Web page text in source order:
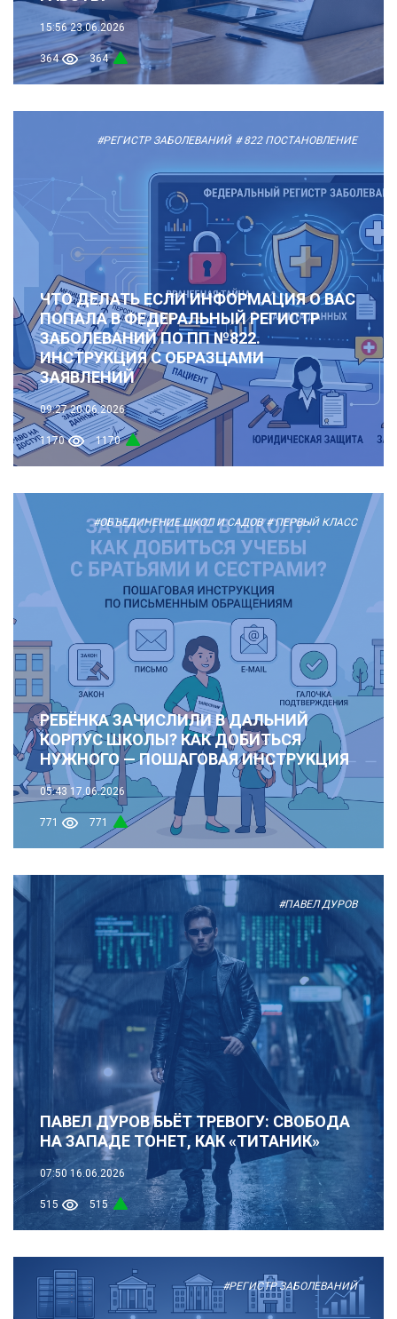
15:56 23.06.2026
364 364
#РЕГИСТР ЗАБОЛЕВАНИЙ # 822 ПОСТАНОВЛЕНИЕ
ЧТО ДЕЛАТЬ ЕСЛИ ИНФОРМАЦИЯ О ВАС
ПОПАЛА В ФЕДЕРАЛЬНЫЙ РЕГИСТР
ЗАБОЛЕВАНИЙ ПО ПП №822.
ИНСТРУКЦИЯ С ОБРАЗЦАМИ
ЗАЯВЛЕНИЙ
09:27 20.06.2026
1170 1170
#ОБЪЕДИНЕНИЕ ШКОЛ И САДОВ # ПЕРВЫЙ КЛАСС
РЕБЁНКА ЗАЧИСЛИЛИ В ДАЛЬНИЙ
КОРПУС ШКОЛЫ? КАК ДОБИТЬСЯ
НУЖНОГО — ПОШАГОВАЯ ИНСТРУКЦИЯ
05:43 17.06.2026
771 771
#ПАВЕЛ ДУРОВ
ПАВЕЛ ДУРОВ БЬЁТ ТРЕВОГУ: СВОБОДА
НА ЗАПАДЕ ТОНЕТ, КАК «ТИТАНИК»
07:50 16.06.2026
515 515
#РЕГИСТР ЗАБОЛЕВАНИЙ